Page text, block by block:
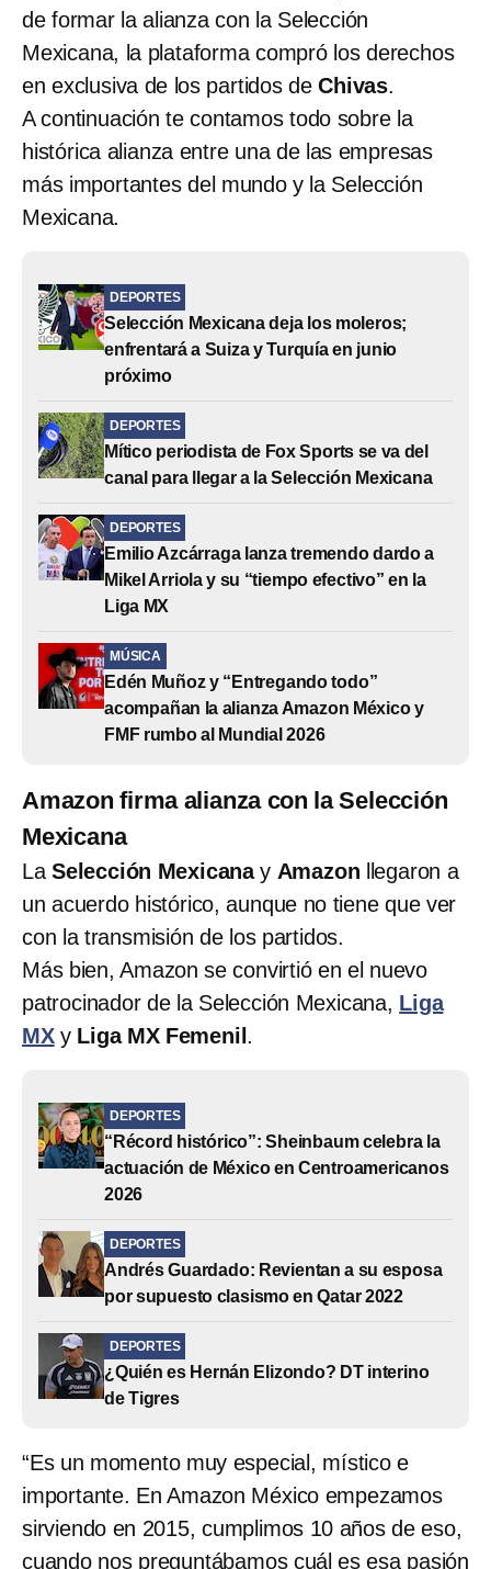
de formar la alianza con la Selección
Mexicana, la plataforma compró los derechos
en exclusiva de los partidos deChivas.
A continuación te contamos todo sobre la
histórica alianza entre una de las empresas
más importantes del mundo y la Selección
Mexicana.
DEPORTES
Selección Mexicana deja los moleros;
enfrentará a Suiza y Turquía en junio
próximo
DEPORTES
Mítico periodista de Fox Sports se va del
canal para llegar a la Selección Mexicana
DEPORTES
Emilio Azcárraga lanza tremendo dardo a
Mikel Arriola y su “tiempo efectivo” en la
Liga MX
MÚSICA
Edén Muñoz y “Entregando todo”
acompañan la alianza Amazon México y
FMF rumbo al Mundial 2026
Amazon firma alianza con la Selección
Mexicana
LaSelección Mexicanay Amazon llegaron a
un acuerdo histórico, aunque no tiene que ver
con la transmisión de los partidos.
Más bien, Amazon se convirtió en el nuevo
patrocinador de la Selección Mexicana, Liga
MX yLiga MX Femenil .
DEPORTES
“Récord histórico”: Sheinbaum celebra la
actuación de México en Centroamericanos
2026
DEPORTES
Andrés Guardado: Revientan a su esposa
por supuesto clasismo en Qatar 2022
DEPORTES
¿Quién es Hernán Elizondo? DT interino
de Tigres
“Es un momento muy especial, místico e
importante. En Amazon México empezamos
sirviendo en 2015, cumplimos 10 años de eso,
cuando nos preguntábamos cuál es esa pasión